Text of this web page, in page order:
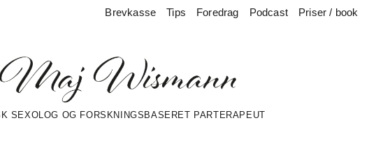
Brevkasse Tips Foredrag Podcast Priser / book
SEXOLOG OG FORSKNINGSBASERET PARTERAPEUT